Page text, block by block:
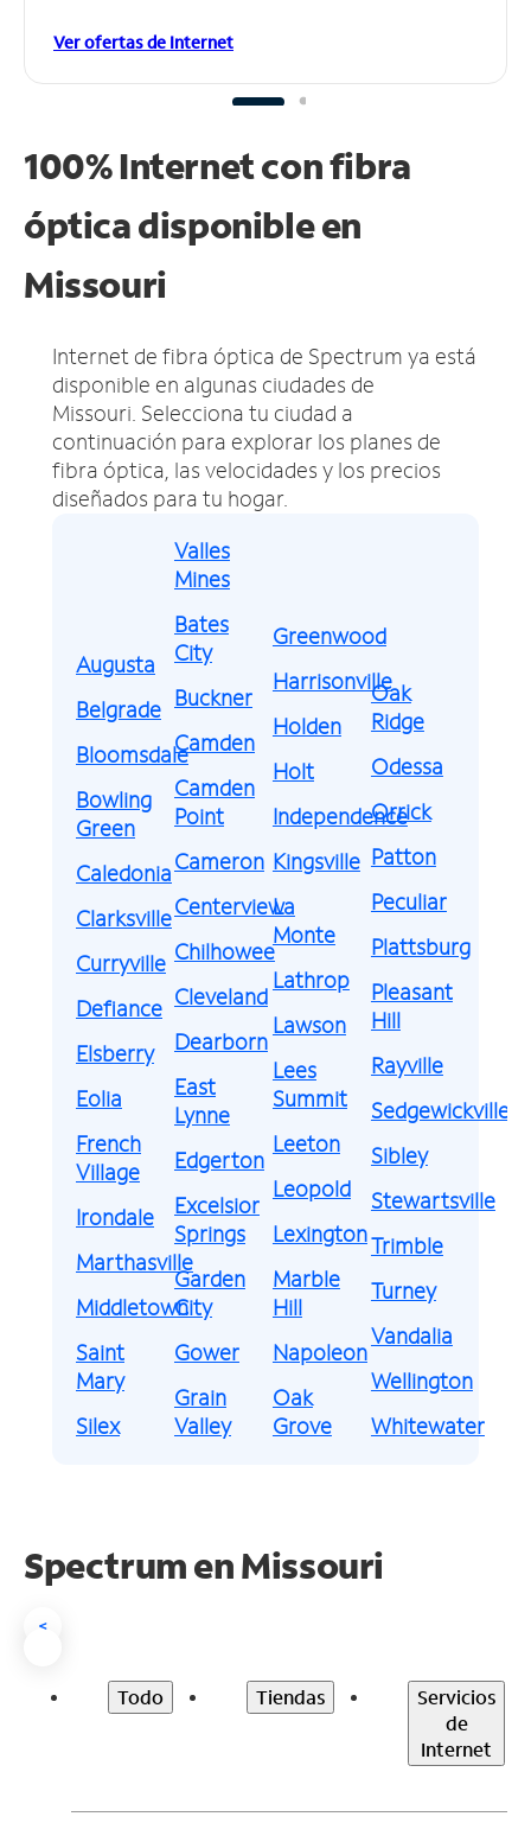
Ver ofertas de Internet
100% Internet con fibra
óptica disponible en
Missouri
Internet de fibra óptica de Spectrum ya está
disponible en algunas ciudades de
Missouri. Selecciona tu ciudad a
continuación para explorar los planes de
fibra óptica, las velocidades y los precios
diseñados para tu hogar.
Augusta
Belgrade
Bloomsdale
Bowling
Green
Caledonia
Clarksville
Curryville
Defiance
Elsberry
Eolia
French
Village
Irondale
Marthasville
Middletown
Saint
Mary
Silex
Valles
Mines
Bates
City
Buckner
Camden
Camden
Point
Cameron
Centerview
Chilhowee
Cleveland
Dearborn
East
Lynne
Edgerton
Excelsior
Springs
Garden
City
Gower
Grain
Valley
Greenwood
Harrisonville
Holden
Holt
Independence
Kingsville
La
Monte
Lathrop
Lawson
Lees
Summit
Leeton
Leopold
Lexington
Marble
Hill
Napoleon
Oak
Grove
Oak
Ridge
Odessa
Orrick
Patton
Peculiar
Plattsburg
Pleasant
Hill
Rayville
Sedgewickville
Sibley
Stewartsville
Trimble
Turney
Vandalia
Wellington
Whitewater
Spectrum enMissouri
<
Todo Tiendas
Servicios
de
Internet